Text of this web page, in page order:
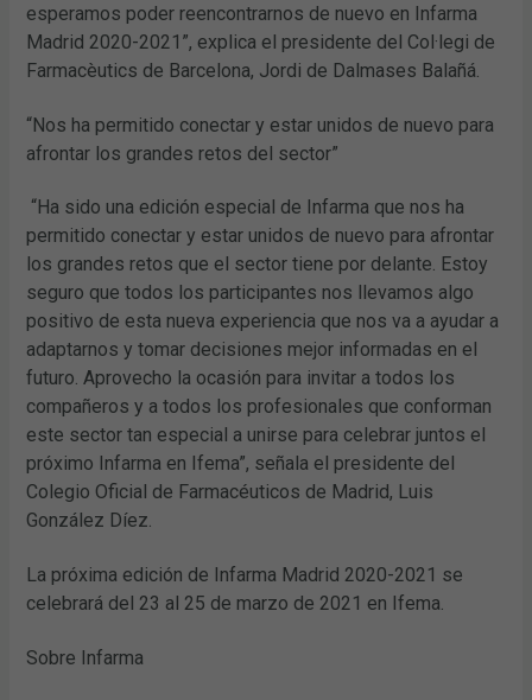
esperamos poder reencontrarnos de nuevo en Infarma
Madrid 2020-2021”, explica el presidente del Col·legi de
Farmacèutics de Barcelona, Jordi de Dalmases Balañá.
“Nos ha permitido conectar y estar unidos de nuevo para
afrontar los grandes retos del sector”
“Ha sido una edición especial de Infarma que nos ha
permitido conectar y estar unidos de nuevo para afrontar
los grandes retos que el sector tiene por delante. Estoy
seguro que todos los participantes nos llevamos algo
positivo de esta nueva experiencia que nos va a ayudar a
adaptarnos y tomar decisiones mejor informadas en el
futuro. Aprovecho la ocasión para invitar a todos los
compañeros y a todos los profesionales que conforman
este sector tan especial a unirse para celebrar juntos el
próximo Infarma en Ifema”, señala el presidente del
Colegio Oficial de Farmacéuticos de Madrid, Luis
González Díez.
La próxima edición de Infarma Madrid 2020-2021 se
celebrará del 23 al 25 de marzo de 2021 en Ifema.
Sobre Infarma